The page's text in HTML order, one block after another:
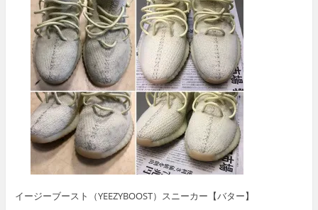
イージーブースト（YEEZYBOOST）スニーカー【バター】